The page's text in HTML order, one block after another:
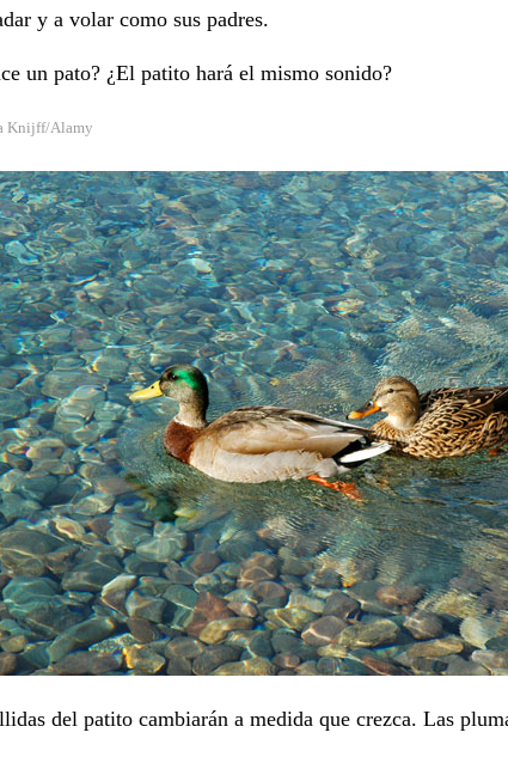
y a volar como sus padres.
un pato? ¿El patito hará el mismo sonido?
Knijff/Alamy
del patito cambiarán a medida que crezca. Las